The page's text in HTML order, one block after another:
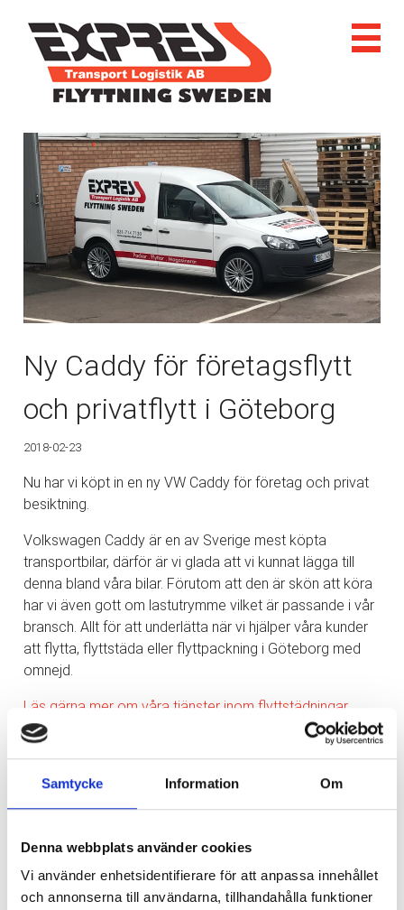
Samtycke Information Om
Denna webbplats använder cookies
Vi använder enhetsidentifierare för att anpassa innehållet
och annonserna till användarna, tillhandahålla funktioner
Ny Caddy för företagsflytt
och privatflytt i Göteborg
2018-02-23
Nu har vi köpt in en ny VW Caddy för företag och privat
besiktning.
Volkswagen Caddy är en av Sverige mest köpta
transportbilar, därför är vi glada att vi kunnat lägga till
denna bland våra bilar. Förutom att den är skön att köra
har vi även gott om lastutrymme vilket är passande i vår
bransch. Allt för att underlätta när vi hjälper våra kunder
att flytta, flyttstäda eller flyttpackning i Göteborg med
omnejd.
Läs gärna mer om våra tjänster inom flyttstädningar
Nyhetsarkiv
Huvudrubrik
Publicerat
Checklistor inför flytt
2017-10-